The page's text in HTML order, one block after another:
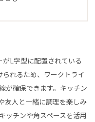
L字型に配置されている
れるため、ワークトライ
が確保できます。キッチン
友人と一緒に調理を楽しみ
ッチンや角スペースを活用